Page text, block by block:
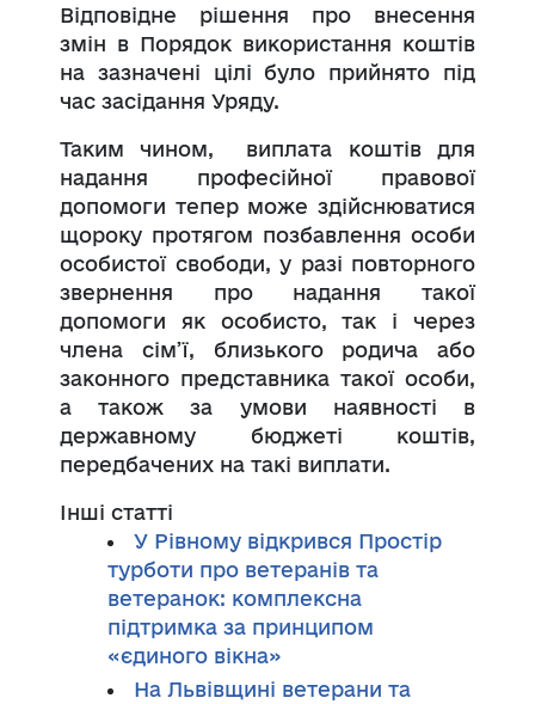
Відповідне рішення про внесення
змін в Порядок використання коштів
на зазначені цілі було прийнято під
час засідання Уряду.
Таким чином, виплата коштів для
надання професійної правової
допомоги тепер може здійснюватися
щороку протягом позбавлення особи
особистої свободи, у разі повторного
звернення про надання такої
допомоги як особисто, так і через
члена сім’ї, близького родича або
законного представника такої особи,
а також за умови наявності в
державному бюджеті коштів,
передбачених на такі виплати.
Інші статті
У Рівному відкрився Простір
турботи про ветеранів та
ветеранок: комплексна
підтримка за принципом
«єдиного вікна»
На Львівщині ветерани та